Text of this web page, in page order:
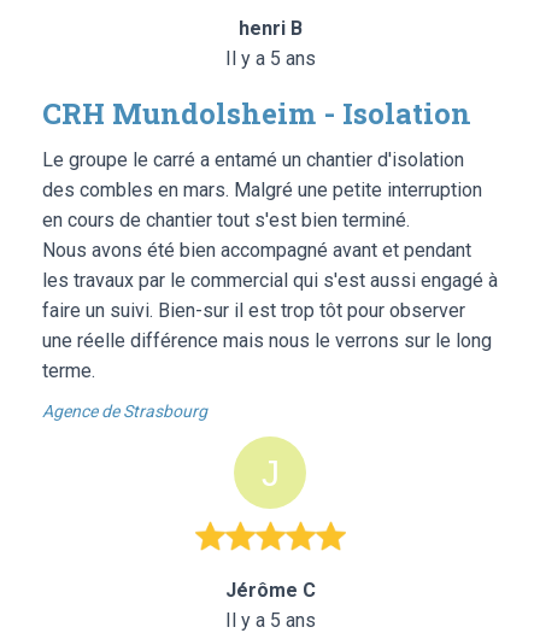
henri B
Il y a 5 ans
CRH Mundolsheim - Isolation
Le groupe le carré a entamé un chantier d'isolation
des combles en mars. Malgré une petite interruption
en cours de chantier tout s'est bien terminé.
Nous avons été bien accompagné avant et pendant
les travaux par le commercial qui s'est aussi engagé à
faire un suivi. Bien-sur il est trop tôt pour observer
une réelle différence mais nous le verrons sur le long
terme.
Agence de Strasbourg
Jérôme C
Il y a 5 ans